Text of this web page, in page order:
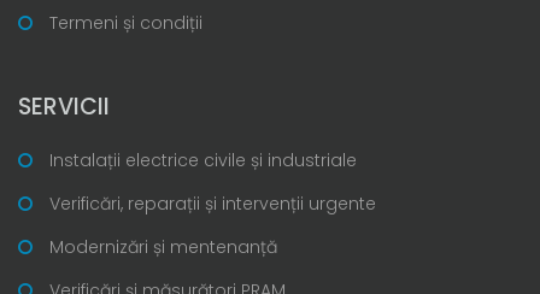
Termeni și condiții
SERVICII
Instalații electrice civile și industriale
Verificări, reparații și intervenții urgente
Modernizări și mentenanță